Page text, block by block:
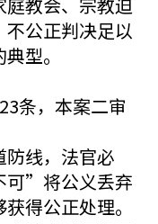
公正判决足以
型。
条，本案二审
线，法官必
”将公义丢弃
得公正处理。